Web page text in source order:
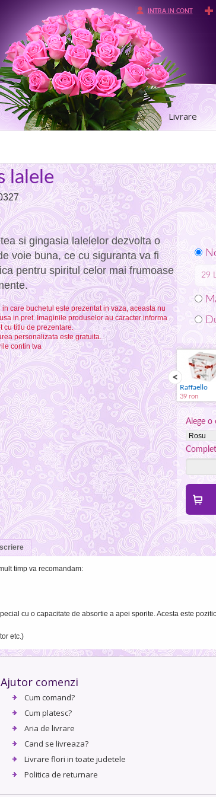
INTRA IN CONT
Livrare
lalele
si gingasia lalelelor dezvolta o
voie buna, ce cu siguranta va fi
pentru spiritul celor mai frumoase
in care buchetul este prezentat in vaza, aceasta nu
in pret. Imaginile produselor au caracter informa
cu titlu de prezentare.
personalizata este gratuita.
contin tva
29
Jucarie plus
59 ron
Vaza
59 ron
Raffaello
39 ron
Alege o
timp va recomandam:
cu o capacitate de absortie a apei sporite. Acesta este
etc.)
Ajutor comenzi
Cum comand?
Cum platesc?
Aria de livrare
Cand se livreaza?
Livrare flori in toate judetele
Politica de returnare